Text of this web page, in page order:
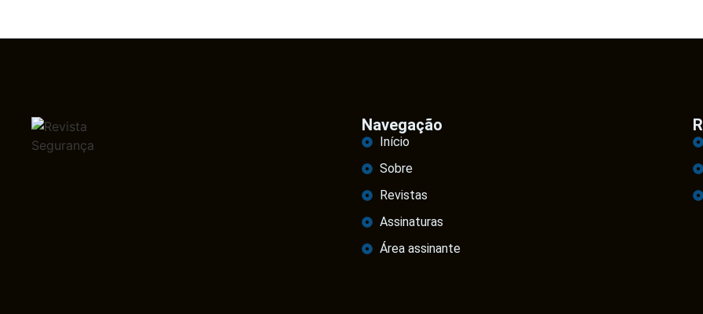
Navegação
Início
Sobre
Revistas
Assinaturas
Área assinante